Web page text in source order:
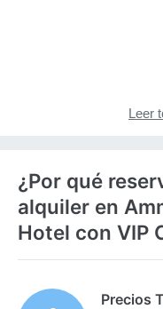
Leer
¿Por qué
alquiler en
Hotel con VIP
Precios